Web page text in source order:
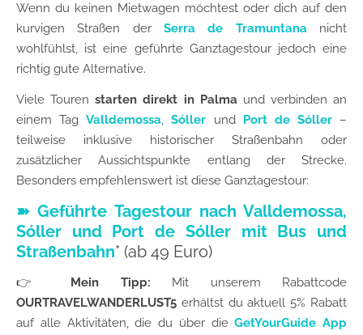
Wenn du keinen Mietwagen möchtest oder dich auf den
kurvigen Straßen der Serra de Tramuntananicht
wohlfühlst, ist eine geführte Ganztagestour jedoch eine
richtig gute Alternative.
Viele Tourenstarten direkt in Palma und verbinden an
einem TagValldemossa,Sóller und Port de Sóller –
teilweise inklusive historischer Straßenbahn oder
zusätzlicher Aussichtspunkte entlang der Strecke.
Besonders empfehlenswert ist diese Ganztagestour:
➽ Geführte Tagestour nach Valldemossa,
Sóller und Port de Sóller mit Bus und
Straßenbahn* (ab 49 Euro)
👉 Mein Tipp: Mit unserem Rabattcode
OURTRAVELWANDERLUST5 erhältst du aktuell 5% Rabatt
auf alle Aktivitäten, die du über dieGetYourGuide App